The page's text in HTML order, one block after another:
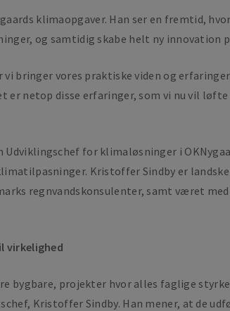
klimaopgaver. Han ser en fremtid,
og samtidig skabe helt ny innovation
vi bringer vores praktiske viden og
er netop disse erfaringer, som vi nu vil
for klimaløsninger i
Kristoffer Sindby er
regnvandskonsulenter, samt været
virkelighed
bygbare, projekter hvor alles faglige
Kristoffer Sindby. Han mener, at de